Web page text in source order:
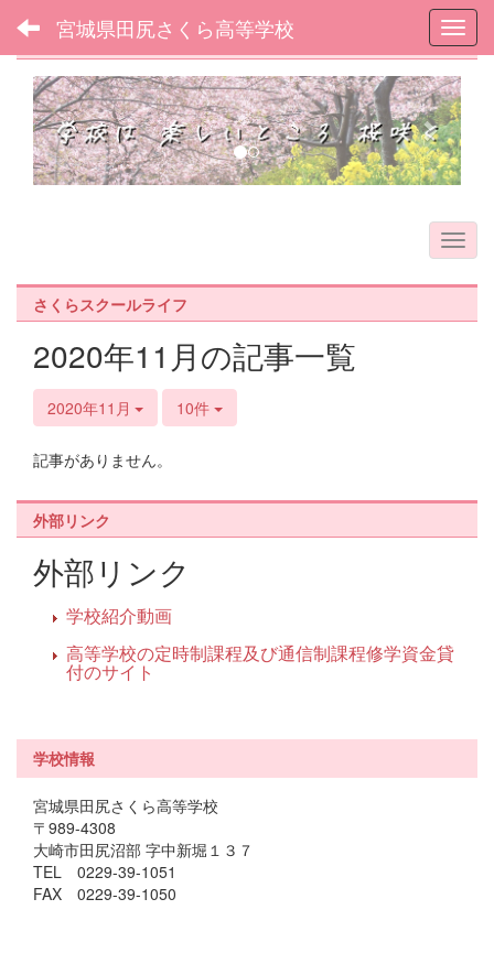
宮城県田尻さくら高等学校
フォトアルバム
p
r
e
v
s
n
e
x
t
さくらスクールライフ
2020年11月の記事一覧
2020年11月 10件
記事がありません。
外部リンク
外部リンク
学校紹介動画
高等学校の定時制課程及び通信制課程修学資金貸
付のサイト
学校情報
宮城県田尻さくら高等学校
〒989-4308
大崎市田尻沼部 字中新堀１３７
TEL 0229-39-1051
FAX 0229-39-1050